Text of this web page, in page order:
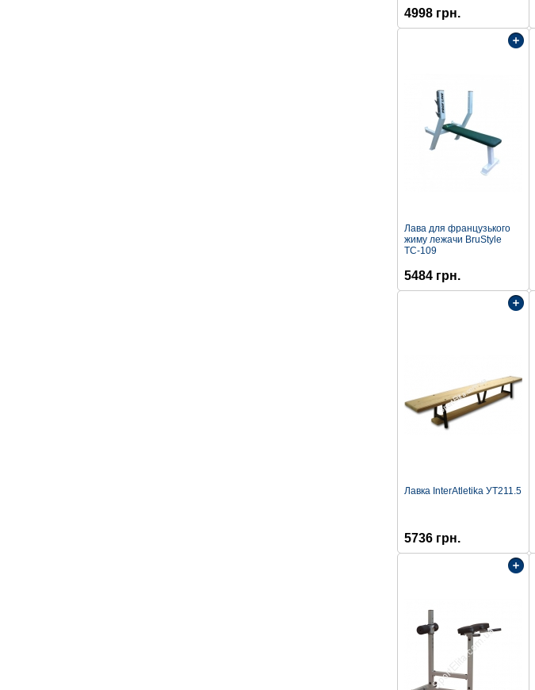
4998 грн.
Лава для французького
жиму лежачи BruStyle
ТС-109
5484 грн.
Лавка InterAtletika УТ211.5
5736 грн.